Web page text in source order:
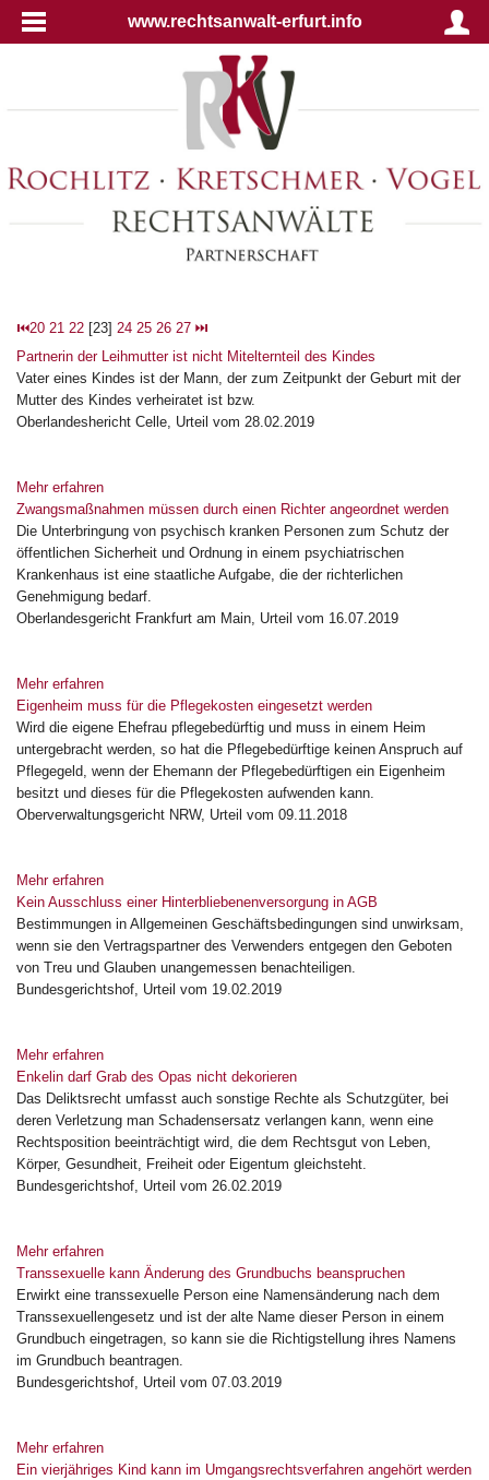
www.rechtsanwalt-erfurt.info
⏮20 21 22 [23] 24 25 26 27 ⏭
Partnerin der Leihmutter ist nicht Mitelternteil des Kindes
Vater eines Kindes ist der Mann, der zum Zeitpunkt der Geburt mit der
Mutter des Kindes verheiratet ist bzw.
Oberlandeshericht Celle, Urteil vom 28.02.2019
Mehr erfahren
Zwangsmaßnahmen müssen durch einen Richter angeordnet werden
Die Unterbringung von psychisch kranken Personen zum Schutz der
öffentlichen Sicherheit und Ordnung in einem psychiatrischen
Krankenhaus ist eine staatliche Aufgabe, die der richterlichen
Genehmigung bedarf.
Oberlandesgericht Frankfurt am Main, Urteil vom 16.07.2019
Mehr erfahren
Eigenheim muss für die Pflegekosten eingesetzt werden
Wird die eigene Ehefrau pflegebedürftig und muss in einem Heim
untergebracht werden, so hat die Pflegebedürftige keinen Anspruch auf
Pflegegeld, wenn der Ehemann der Pflegebedürftigen ein Eigenheim
besitzt und dieses für die Pflegekosten aufwenden kann.
Oberverwaltungsgericht NRW, Urteil vom 09.11.2018
Mehr erfahren
Kein Ausschluss einer Hinterbliebenenversorgung in AGB
Bestimmungen in Allgemeinen Geschäftsbedingungen sind unwirksam,
wenn sie den Vertragspartner des Verwenders entgegen den Geboten
von Treu und Glauben unangemessen benachteiligen.
Bundesgerichtshof, Urteil vom 19.02.2019
Mehr erfahren
Enkelin darf Grab des Opas nicht dekorieren
Das Deliktsrecht umfasst auch sonstige Rechte als Schutzgüter, bei
deren Verletzung man Schadensersatz verlangen kann, wenn eine
Rechtsposition beeinträchtigt wird, die dem Rechtsgut von Leben,
Körper, Gesundheit, Freiheit oder Eigentum gleichsteht.
Bundesgerichtshof, Urteil vom 26.02.2019
Mehr erfahren
Transsexuelle kann Änderung des Grundbuchs beanspruchen
Erwirkt eine transsexuelle Person eine Namensänderung nach dem
Transsexuellengesetz und ist der alte Name dieser Person in einem
Grundbuch eingetragen, so kann sie die Richtigstellung ihres Namens
im Grundbuch beantragen.
Bundesgerichtshof, Urteil vom 07.03.2019
Mehr erfahren
Ein vierjähriges Kind kann im Umgangsrechtsverfahren angehört werden